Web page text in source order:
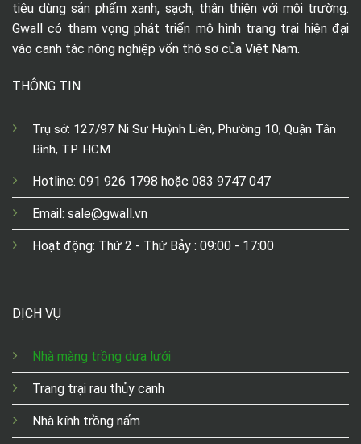
tiêu dùng sản phẩm xanh, sạch, thân thiện với môi trường.
Gwall có tham vọng phát triển mô hình trang trại hiện đại
vào canh tác nông nghiệp vốn thô sơ của Việt Nam.
THÔNG TIN
Trụ sở: 127/97 Ni Sư Huỳnh Liên, Phường 10, Quận Tân
Bình, TP. HCM
Hotline: 091 926 1798 hoặc 083 9747 047
Email: sale@gwall.vn
Hoạt động: Thứ 2 - Thứ Bảy : 09:00 - 17:00
DỊCH VỤ
Nhà màng trồng dưa lưới
Trang trại rau thủy canh
Nhà kính trồng nấm